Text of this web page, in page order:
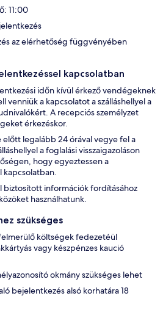
11:00
az elérhetőség függvényében
kapcsolatban
időn kívül érkező vendégeknek
venniük a kapcsolatot a szálláshellyel a
A recepciós személyzet
érkezéskor.
előtt legalább 24 órával vegye fel a
a foglalási visszaigazoláson
hogy egyeztessen a
kapcsolatban.
biztosított információk fordításához
használhatunk.
szükséges
költségek fedezetéül
vagy készpénzes kaució
okmány szükséges lehet
bejelentkezés alsó korhatára 18